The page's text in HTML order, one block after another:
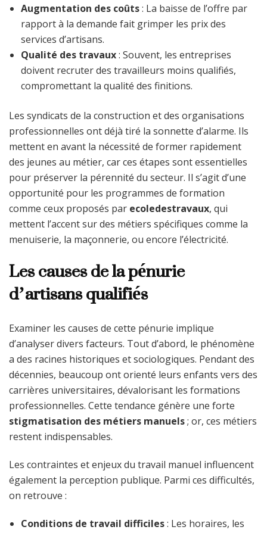
Augmentation des coûts: La baisse de l’offre par
rapport à la demande fait grimper les prix des
services d’artisans.
Qualité des travaux: Souvent, les entreprises
doivent recruter des travailleurs moins qualifiés,
compromettant la qualité des finitions.
Les syndicats de la construction et des organisations
professionnelles ont déjà tiré la sonnette d’alarme. Ils
mettent en avant la nécessité de former rapidement
des jeunes au métier, car ces étapes sont essentielles
pour préserver la pérennité du secteur. Il s’agit d’une
opportunité pour les programmes de formation
comme ceux proposés par ecoledestravaux, qui
mettent l’accent sur des métiers spécifiques comme la
menuiserie, la maçonnerie, ou encore l’électricité.
Les causes de la pénurie
d’artisans qualifiés
Examiner les causes de cette pénurie implique
d’analyser divers facteurs. Tout d’abord, le phénomène
a des racines historiques et sociologiques. Pendant des
décennies, beaucoup ont orienté leurs enfants vers des
carrières universitaires, dévalorisant les formations
professionnelles. Cette tendance génère une forte
stigmatisation des métiers manuels; or, ces métiers
restent indispensables.
Les contraintes et enjeux du travail manuel influencent
également la perception publique. Parmi ces difficultés,
on retrouve :
Conditions de travail difficiles: Les horaires, les